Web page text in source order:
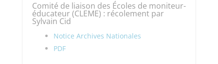
Comité de liaison des Écoles de moniteur-
éducateur (CLEME) : récolement par
Sylvain Cid
Notice Archives Nationales
PDF